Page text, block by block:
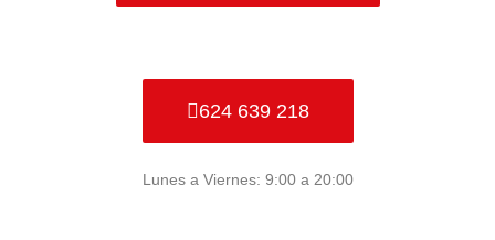
624 639 218
Lunes a Viernes: 9:00 a 20:00